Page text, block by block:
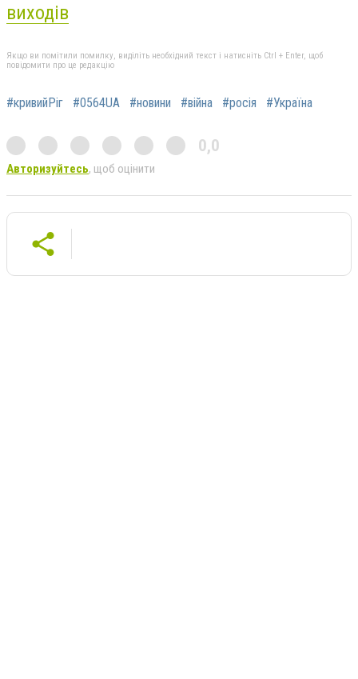
виходів
Якщо ви помітили помилку, виділіть необхідний текст і натисніть Ctrl + Enter, щоб
повідомити про це редакцію
#кривийРіг #0564UA #новини #війна #росія #Україна
0,0
Авторизуйтесь, щоб оцінити